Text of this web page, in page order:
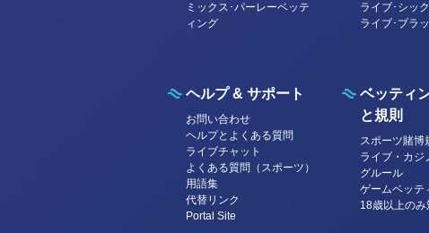
ミックス･パーレーベッテ
ィング
ライブ･シッ
ライブ･ブラ
ヘルプ & サポート
お問い合わせ
ヘルプとよくある質問
ライブチャット
よくある質問（スポーツ）
用語集
代替リンク
Portal Site
ベッティ
と規則
スポーツ賭博
ライブ・カジ
グルール
ゲームベッテ
18歳以上のみ